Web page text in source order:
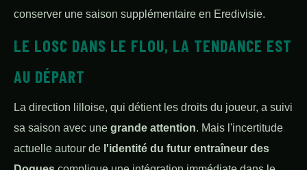
conserver une saison supplémentaire en Eredivisie.
LE LOSC DANS LE FLOU, LA TENDANCE EST
AU DÉPART
La direction lilloise, qui détient les droits du joueur, a suivi
sa saison avec une grande attention. Mais l'incertitude
actuelle autour de l'identité du futur entraîneur des